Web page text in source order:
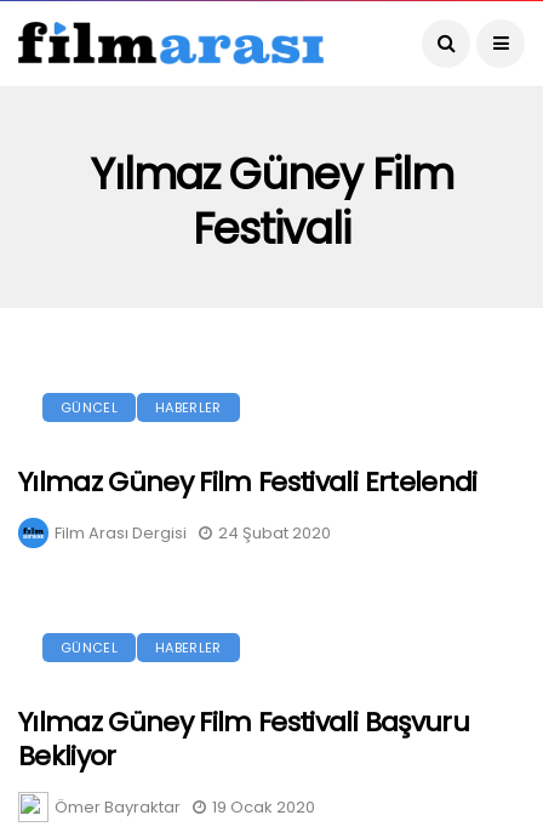
Yılmaz Güney Film
Festivali
GÜNCEL HABERLER
Yılmaz Güney Film Festivali Ertelendi
Film Arası Dergisi 24 Şubat 2020
GÜNCEL HABERLER
Yılmaz Güney Film Festivali Başvuru
Bekliyor
Ömer Bayraktar 19 Ocak 2020